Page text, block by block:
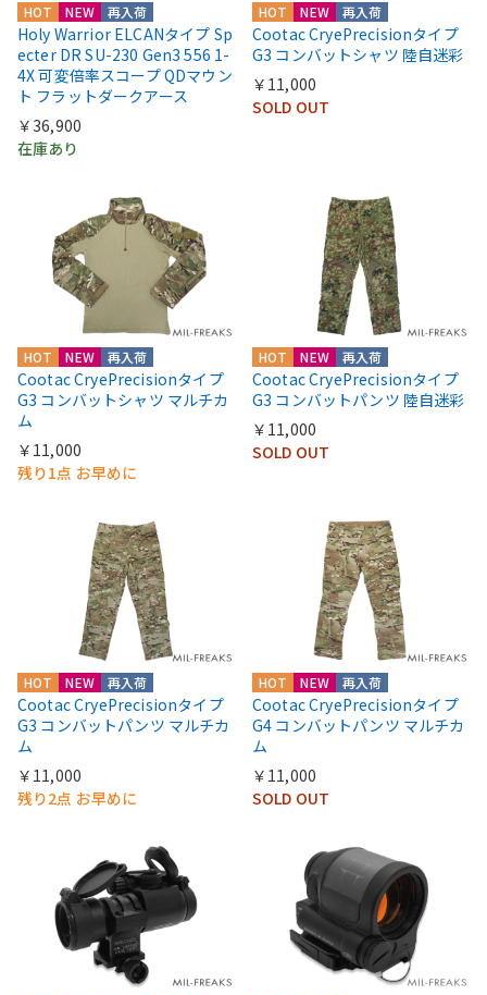
HOT NEW 再入荷
Holy Warrior ELCANタイプ Sp
ecter DR SU-230 Gen3 556 1-
4X 可変倍率スコープ QDマウン
ト フラットダークアース
￥36,900
在庫あり
HOT NEW 再入荷
Cootac CryePrecisionタイプ
G3 コンバットシャツ 陸自迷彩
￥11,000
SOLD OUT
HOT NEW 再入荷
Cootac CryePrecisionタイプ
G3 コンバットシャツ マルチカ
ム
￥11,000
残り1点 お早めに
HOT NEW 再入荷
Cootac CryePrecisionタイプ
G3 コンバットパンツ 陸自迷彩
￥11,000
SOLD OUT
HOT NEW 再入荷
Cootac CryePrecisionタイプ
G3 コンバットパンツ マルチカ
ム
￥11,000
残り2点 お早めに
HOT NEW 再入荷
Cootac CryePrecisionタイプ
G4 コンバットパンツ マルチカ
ム
￥11,000
SOLD OUT